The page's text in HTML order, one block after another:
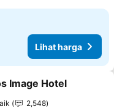
Lihat harga
ke favorit
Image Hotel
2,548